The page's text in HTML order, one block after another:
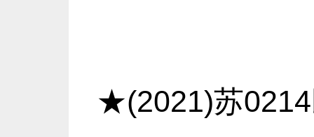
★(2021)苏